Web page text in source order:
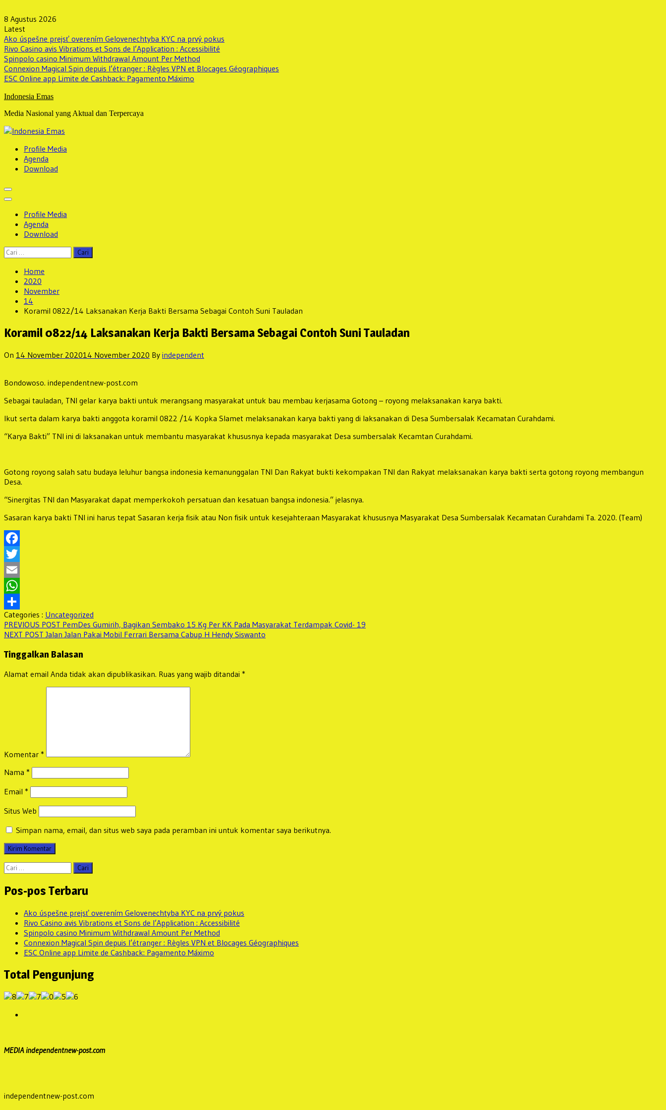
to
content
8 Agustus 2026
Latest
Ako úspešne prejsť overením Gelovenechtyba KYC na prvý pokus
Rivo Casino avis Vibrations et Sons de l’Application : Accessibilité
Spinpolo casino Minimum Withdrawal Amount Per Method
Connexion Magical Spin depuis l’étranger : Règles VPN et Blocages Géographiques
ESC Online app Limite de Cashback: Pagamento Máximo
Indonesia Emas
Media Nasional yang Aktual dan Terpercaya
Profile Media
Agenda
Download
Profile Media
Agenda
Download
Cari
untuk:
Home
2020
November
14
Koramil 0822/14 Laksanakan Kerja Bakti Bersama Sebagai Contoh Suni Tauladan
Koramil 0822/14 Laksanakan Kerja Bakti Bersama Sebagai Contoh Suni Tauladan
On 14 November 202014 November 2020 By independent
Bondowoso. independentnew-post.com
Sebagai tauladan, TNI gelar karya bakti untuk merangsang masyarakat untuk bau membau kerjasama Gotong – royong melaksanakan karya bakti.
Ikut serta dalam karya bakti anggota koramil 0822 /14 Kopka Slamet melaksanakan karya bakti yang di laksanakan di Desa Sumbersalak Kecamatan Curahdami.
“Karya Bakti” TNI ini di laksanakan untuk membantu masyarakat khususnya kepada masyarakat Desa sumbersalak Kecamtan Curahdami.
Gotong royong salah satu budaya leluhur bangsa indonesia kemanunggalan TNI Dan Rakyat bukti kekompakan TNI dan Rakyat melaksanakan karya bakti serta gotong royong membangun
Desa.
“Sinergitas TNI dan Masyarakat dapat memperkokoh persatuan dan kesatuan bangsa indonesia.” jelasnya.
Sasaran karya bakti TNI ini harus tepat Sasaran kerja fisik atau Non fisik untuk kesejahteraan Masyarakat khususnya Masyarakat Desa Sumbersalak Kecamatan Curahdami Ta. 2020. (Team)
Facebook
Twitter
Email
WhatsApp
Share
Categories : Uncategorized
Navigasi
pos
PREVIOUS POST Previous
post:
PemDes Gumirih, Bagikan Sembako 15 Kg Per KK Pada Masyarakat Terdampak Covid- 19
NEXT POST Next
Jalan Jalan Pakai Mobil Ferrari Bersama Cabup H Hendy Siswanto
Tinggalkan Balasan
Alamat email Anda tidak akan dipublikasikan. Ruas yang wajib ditandai *
Komentar *
Nama *
Email *
Situs Web
Simpan nama, email, dan situs web saya pada peramban ini untuk komentar saya berikutnya.
Cari
untuk:
Pos-pos Terbaru
Ako úspešne prejsť overením Gelovenechtyba KYC na prvý pokus
Rivo Casino avis Vibrations et Sons de l’Application : Accessibilité
Spinpolo casino Minimum Withdrawal Amount Per Method
Connexion Magical Spin depuis l’étranger : Règles VPN et Blocages Géographiques
ESC Online app Limite de Cashback: Pagamento Máximo
Total Pengunjung
MEDIA independentnew-post.com
independentnew-post.com